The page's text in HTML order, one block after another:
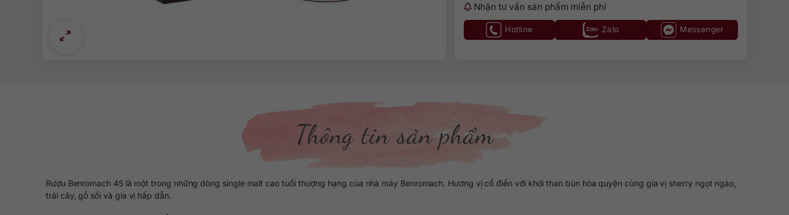
Nhận tư vấn sản phẩm miễn phí
Hotline Zalo Messenger
Thông tin sản phẩm
Rượu Benromach 45 là một trong những dòng single malt cao tuổi thượng hạng của nhà máy Benromach. Hương vị cổ điển với khói than bùn hòa quyện cùng gia vị sherry ngọt ngào,
trái cây, gỗ sồi và gia vị hấp dẫn.